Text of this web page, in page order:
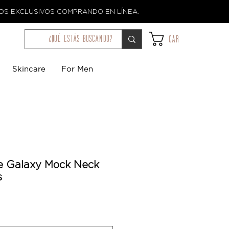
EXCLUSIVOS COMPRANDO EN LÍNEA.
¿qué estás buscando? Car
Skincare For Men
Galaxy Mock Neck